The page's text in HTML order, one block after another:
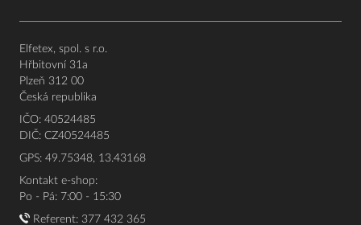
Elfetex, spol. s r.o.
Hřbitovní 31a
Plzeň 312 00
Česká republika
IČO: 40524485
DIČ: CZ40524485
GPS: 49.75348, 13.43168
Kontakt e-shop:
Po - Pá: 7:00 - 15:30
Referent: 377 432 365